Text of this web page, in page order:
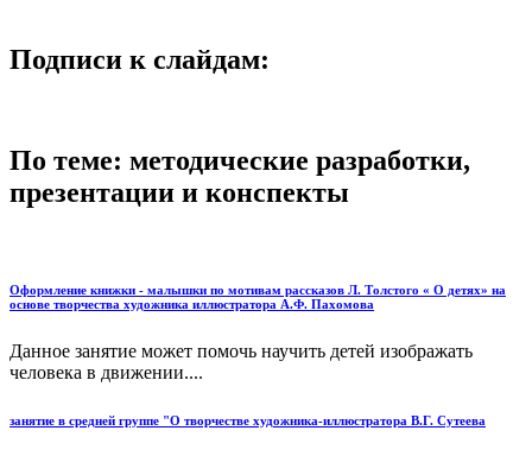
Подписи к слайдам:
По теме: методические разработки,
презентации и конспекты
Оформление книжки - малышки по мотивам рассказов Л. Толстого « О детях» на
основе творчества художника иллюстратора А.Ф. Пахомова
Данное занятие может помочь научить детей изображать
человека в движении....
занятие в средней группе "О творчестве художника-иллюстратора В.Г. Сутеева